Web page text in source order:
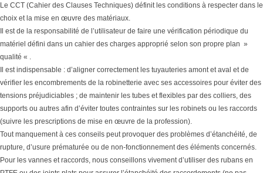
Le CCT (Cahier des Clauses Techniques) définit les conditions à respecter dans le
choix et la mise en œuvre des matériaux.
Il est de la responsabilité de l’utilisateur de faire une vérification périodique du
matériel défini dans un cahier des charges approprié selon son propre plan »
qualité « .
Il est indispensable : d’aligner correctement les tuyauteries amont et aval et de
vérifier les encombrements de la robinetterie avec ses accessoires pour éviter des
tensions préjudiciables ; de maintenir les tubes et flexibles par des colliers, des
supports ou autres afin d’éviter toutes contraintes sur les robinets ou les raccords
(suivre les prescriptions de mise en œuvre de la profession).
Tout manquement à ces conseils peut provoquer des problèmes d’étanchéité, de
rupture, d’usure prématurée ou de non-fonctionnement des éléments concernés.
Pour les vannes et raccords, nous conseillons vivement d’utiliser des rubans en